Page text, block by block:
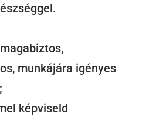
munkájára igényes
képviseld